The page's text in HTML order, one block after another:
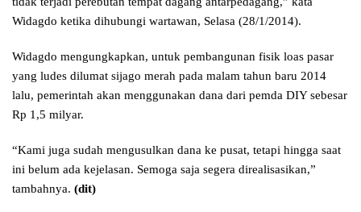
Widagdo ketika dihubungi wartawan, Selasa (28/1/2014).
Widagdo mengungkapkan, untuk pembangunan fisik loas pasar
yang ludes dilumat sijago merah pada malam tahun baru 2014
lalu, pemerintah akan menggunakan dana dari pemda DIY sebesar
Rp 1,5 milyar.
“Kami juga sudah mengusulkan dana ke pusat, tetapi hingga saat
ini belum ada kejelasan. Semoga saja segera direalisasikan,”
tambahnya. (dit)